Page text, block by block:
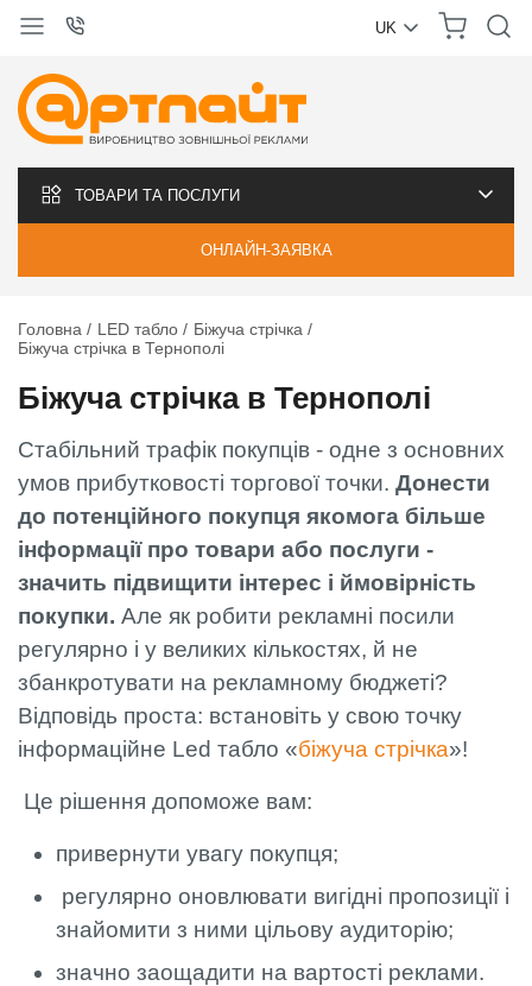
UK
ТОВАРИ ТА ПОСЛУГИ
ОНЛАЙН-ЗАЯВКА
Головна LED табло
Біжуча стрічка
Біжуча стрічка в Тернополі
Біжуча стрічка в Тернополі
Стабільний трафік покупців - одне з основних
умов прибутковості торгової точки. Донести
до потенційного покупця якомога більше
інформації про товари або послуги -
значить підвищити інтерес і ймовірність
покупки. Але як робити рекламні посили
регулярно і у великих кількостях, й не
збанкротувати на рекламному бюджеті?
Відповідь проста: встановіть у свою точку
інформаційне Led табло «біжуча стрічка»!
Це рішення допоможе вам:
привернути увагу покупця;
регулярно оновлювати вигідні пропозиції і
знайомити з ними цільову аудиторію;
значно заощадити на вартості реклами.